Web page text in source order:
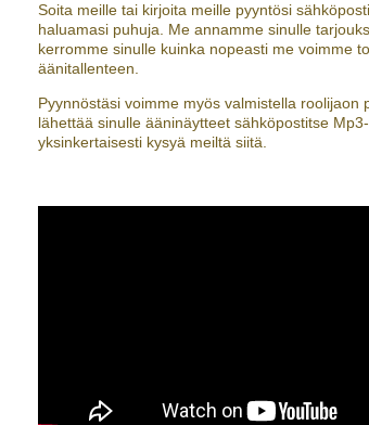
Soita meille tai kirjoita meille pyyntösi
haluamasi puhuja. Me annamme sinulle
kerromme sinulle kuinka nopeasti me voimme
äänitallenteen.
Pyynnöstäsi voimme myös valmistella roolijaon
lähettää sinulle ääninäytteet sähköpostitse
yksinkertaisesti kysyä meiltä siitä.